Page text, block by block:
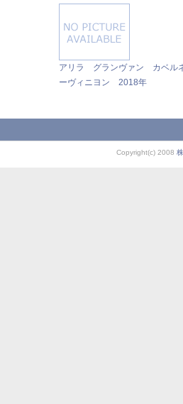
アリラ グランヴァン カベル
ーヴィニヨン 2018年
Copyright(c) 2008